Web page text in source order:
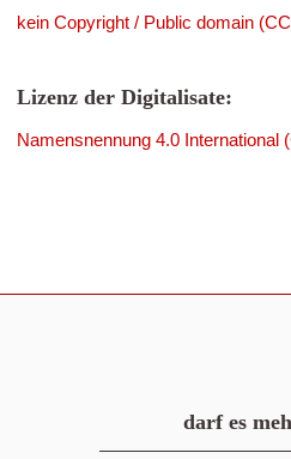
kein Copyright / Public domain
Lizenz der Digitalisate:
Namensnennung 4.0 International
darf es